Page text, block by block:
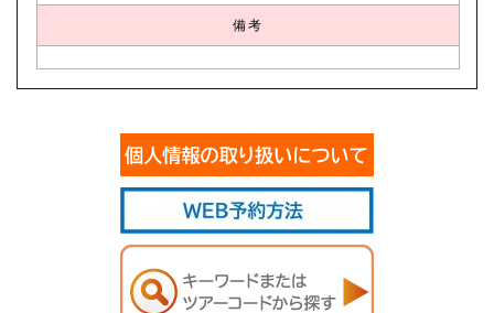
備考